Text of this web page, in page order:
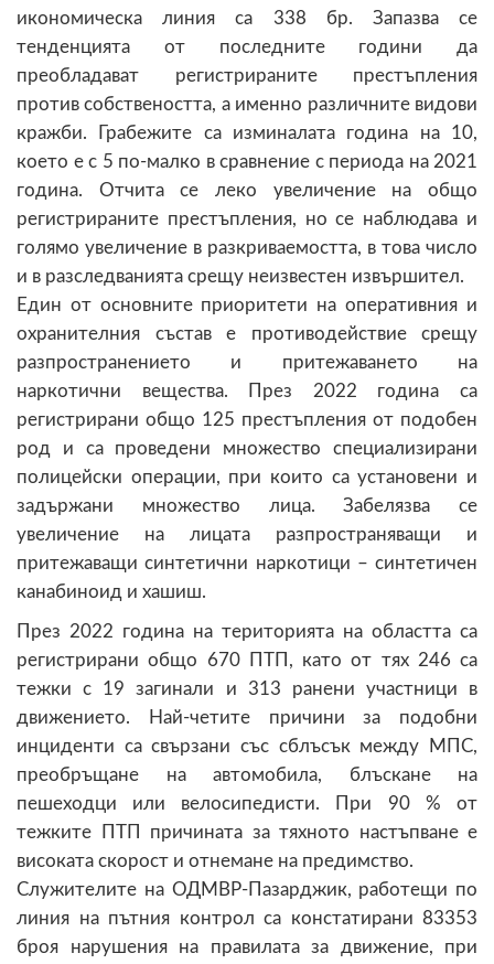
икономическа линия са 338 бр. Запазва се
тенденцията от последните години да
преобладават регистрираните престъпления
против собствеността, а именно различните видови
кражби. Грабежите са изминалата година на 10,
което е с 5 по-малко в сравнение с периода на 2021
година. Отчита се леко увеличение на общо
регистрираните престъпления, но се наблюдава и
голямо увеличение в разкриваемостта, в това число
и в разследванията срещу неизвестен извършител.
Един от основните приоритети на оперативния и
охранителния състав е противодействие срещу
разпространението и притежаването на
наркотични вещества. През 2022 година са
регистрирани общо 125 престъпления от подобен
род и са проведени множество специализирани
полицейски операции, при които са установени и
задържани множество лица. Забелязва се
увеличение на лицата разпространяващи и
притежаващи синтетични наркотици – синтетичен
канабиноид и хашиш.
През 2022 година на територията на областта са
регистрирани общо 670 ПТП, като от тях 246 са
тежки с 19 загинали и 313 ранени участници в
движението. Най-четите причини за подобни
инциденти са свързани със сблъсък между МПС,
преобръщане на автомобила, блъскане на
пешеходци или велосипедисти. При 90 % от
тежките ПТП причината за тяхното настъпване е
високата скорост и отнемане на предимство.
Служителите на ОДМВР-Пазарджик, работещи по
линия на пътния контрол са констатирани 83353
броя нарушения на правилата за движение, при